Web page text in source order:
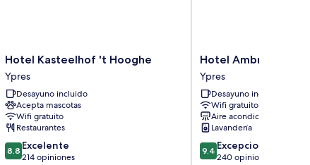
Hotel
Kasteelhof
't
Hooghe
Ypres
Hotel Kasteelhof 't Hooghe
Ypres
Desayuno incluido
Acepta mascotas
Wifi gratuito
Restaurantes
8.8
de
8.8 Excelente
214 opiniones
Hotel
Ambrosia
Ypres
Hotel Ambrosia
Ypres
Desayuno incluido
Wifi gratuito
Aire acondicionado
Lavandería
9.4
de
9.4 Excepcional
240 opiniones